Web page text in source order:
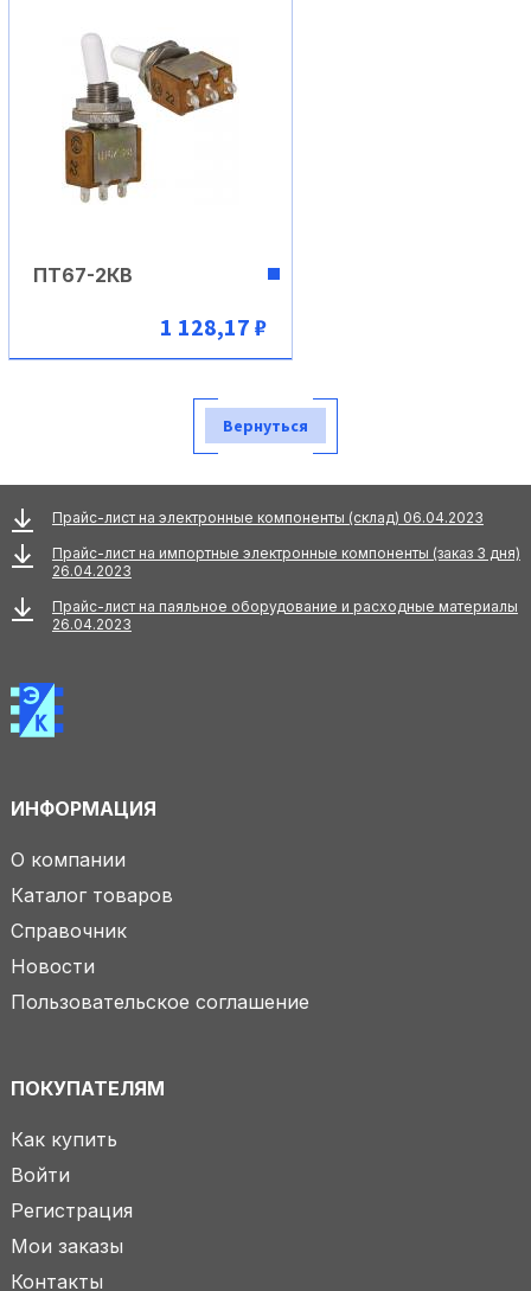
ПТ67-2КВ
1 128,17 ₽
Вернуться
Прайс-лист на электронные компоненты (склад) 06.04.2023
Прайс-лист на импортные электронные компоненты (заказ 3 дня)
26.04.2023
Прайс-лист на паяльное оборудование и расходные материалы
26.04.2023
ИНФОРМАЦИЯ
О компании
Каталог товаров
Справочник
Новости
Пользовательское соглашение
ПОКУПАТЕЛЯМ
Как купить
Войти
Регистрация
Мои заказы
Контакты